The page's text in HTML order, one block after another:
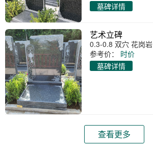
墓碑详情
艺术立碑
0.3-0.8 双穴 花岗岩
参考价：
时价
墓碑详情
查看更多